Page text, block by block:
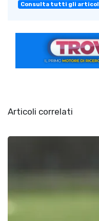
Consulta tutti gli articoli
Articoli correlati